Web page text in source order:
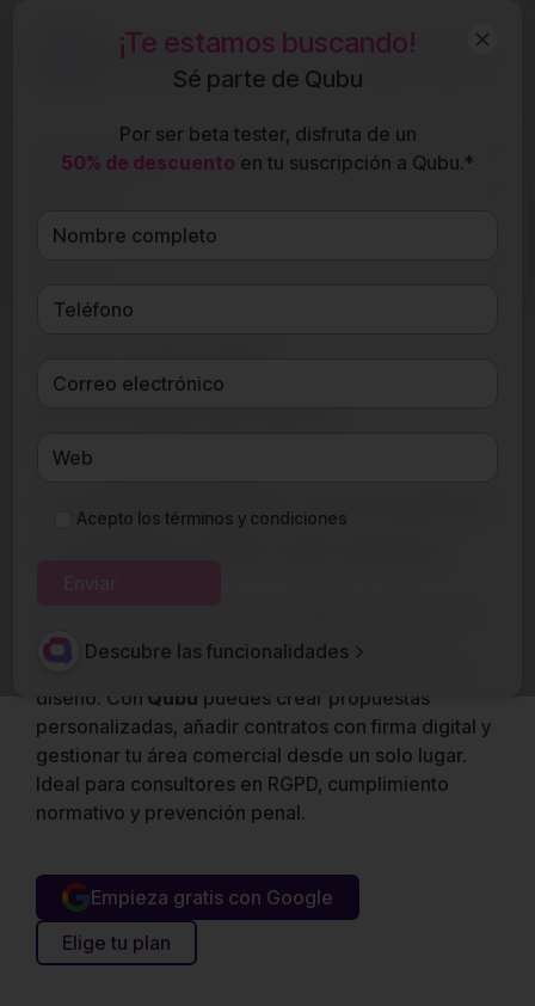
Funcionalidades
Precios
Presupuesto compliance
penal en un clic
profesional para
consultores en
cumplimiento normativo
bien estructurado y legalmente respaldado no
debería llevar horas ni requerir conocimientos en
diseño. Con Qubu puedes crear propuestas
personalizadas, añadir contratos con firma digital y
gestionar tu área comercial desde un solo lugar.
Ideal para consultores en RGPD, cumplimiento
normativo y prevención penal.
Empieza gratis con Google
Elige tu plan
¡Te estamos buscando!
Sé parte de Qubu
Por ser beta tester, disfruta de un
50% de descuento en tu suscripción a Qubu.*
Acepto lostérminos y condiciones
Descubre las funcionalidades